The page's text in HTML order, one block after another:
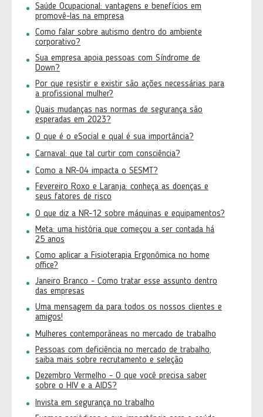
Saúde Ocupacional: vantagens e benefícios em
promovê-las na empresa
Como falar sobre autismo dentro do ambiente
corporativo?
Sua empresa apoia pessoas com Síndrome de
Down?
Por que resistir e existir são ações necessárias para
a profissional mulher?
Quais mudanças nas normas de segurança são
esperadas em 2023?
O que é o eSocial e qual é sua importância?
Carnaval: que tal curtir com consciência?
Como a NR-04 impacta o SESMT?
Fevereiro Roxo e Laranja: conheça as doenças e
seus fatores de risco
O que diz a NR-12 sobre máquinas e equipamentos?
Meta: uma história que começou a ser contada há
25 anos
Como aplicar a Fisioterapia Ergonômica no home
office?
Janeiro Branco - Como tratar esse assunto dentro
das empresas
Uma mensagem da para todos os nossos clientes e
amigos!
Mulheres contemporâneas no mercado de trabalho
Pessoas com deficiência no mercado de trabalho,
saiba mais sobre recrutamento e seleção
Dezembro Vermelho - O que você precisa saber
sobre o HIV e a AIDS?
Invista em segurança no trabalho